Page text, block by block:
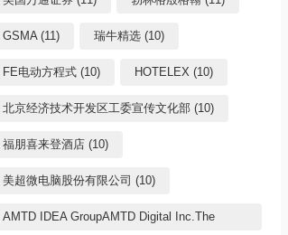
GSMA (11) 瑞牛精选 (10)
FE电动方程式 (10) HOTELEX (10)
北京经济技术开发区工委宣传文化部 (10)
福朋喜来登酒店 (10)
美超微电脑股份有限公司 (10)
AMTD IDEA GroupAMTD Digital Inc.The